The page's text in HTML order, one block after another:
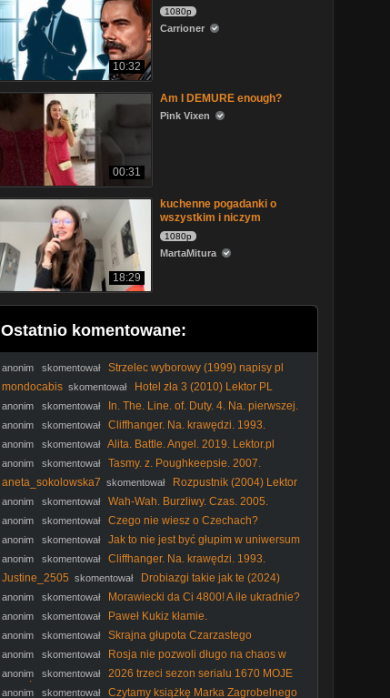
10:32
1080p
Carrioner
00:31
Am I DEMURE enough?
Pink Vixen
18:29
kuchenne pogadanki o
wszystkim i niczym
1080p
MartaMitura
Ostatnio komentowane:
anonim skomentował
Strzelec wyborowy (1999) napisy pl
mondocabis skomentował Hotel zła 3 (2010) Lektor PL
anonim skomentował
In. The. Line. of. Duty. 4. Na. pierwszej.
linii. 4. 1989. Lektor.pl
anonim skomentował
Cliffhanger. Na. krawędzi. 1993.
Lektor.pl
anonim skomentował Alita. Battle. Angel. 2019. Lektor.pl
anonim skomentował
Tasmy. z. Poughkeepsie. 2007.
Lektor.pl. AI
aneta_sokolowska7 skomentował
Rozpustnik (2004) Lektor
anonim skomentował
Wah-Wah. Burzliwy. Czas. 2005.
Lektor.pl
anonim skomentował
Czego nie wiesz o Czechach?
#PomyślDziś odc. 2645
anonim skomentował
Jak to nie jest być głupim w uniwersum
1670? #shorts
anonim skomentował
Cliffhanger. Na. krawędzi. 1993.
Lektor.pl
Justine_2505 skomentował
Drobiazgi takie jak te (2024)
Lektor PL
anonim skomentował
Morawiecki da Ci 4800! A ile ukradnie?
#RozwójPlus #PiStoMafia #Kaczyński #Nawrocki #polityka
anonim skomentował Paweł Kukiz kłamie.
anonim skomentował Skrajna głupota Czarzastego
anonim skomentował
Rosja nie pozwoli długo na chaos w
Polsce! #Putin #Kaczyński #Rosja #PiS #Tusk #polityka
anonim skomentował
2026 trzeci sezon serialu 1670 MOJE
WRAŻENIA dr Piotr Napierała
anonim skomentował Czytamy książkę Marka Zagrobelnego